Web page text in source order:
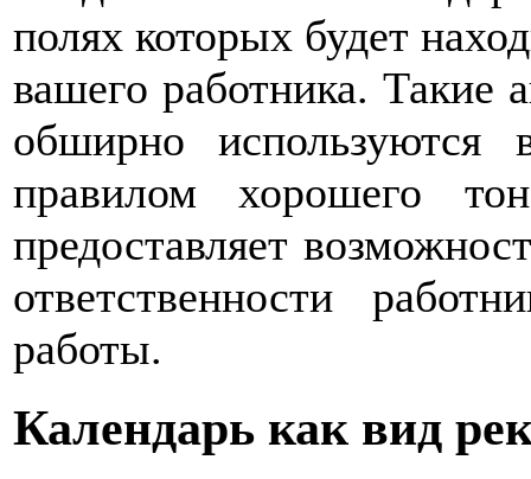
полях которых будет
вашего работника. Такие
обширно используются
правилом хорошего
предоставляет
ответственности
работы.
Календарь как вид